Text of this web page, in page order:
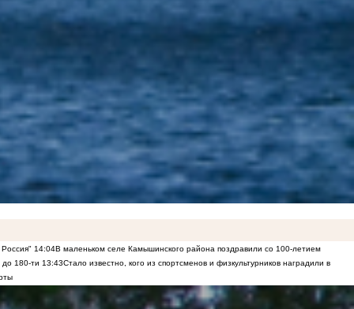
14:04В маленьком селе Камышинского района поздравили со 100-летием
180-ти 13:43Стало известно, кого из спортсменов и физкультурников наградили в